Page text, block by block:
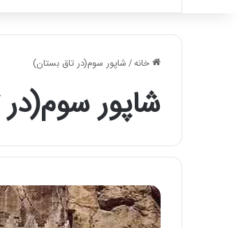
خانه/شاپور سوم(در تاق بستان)
شاپور